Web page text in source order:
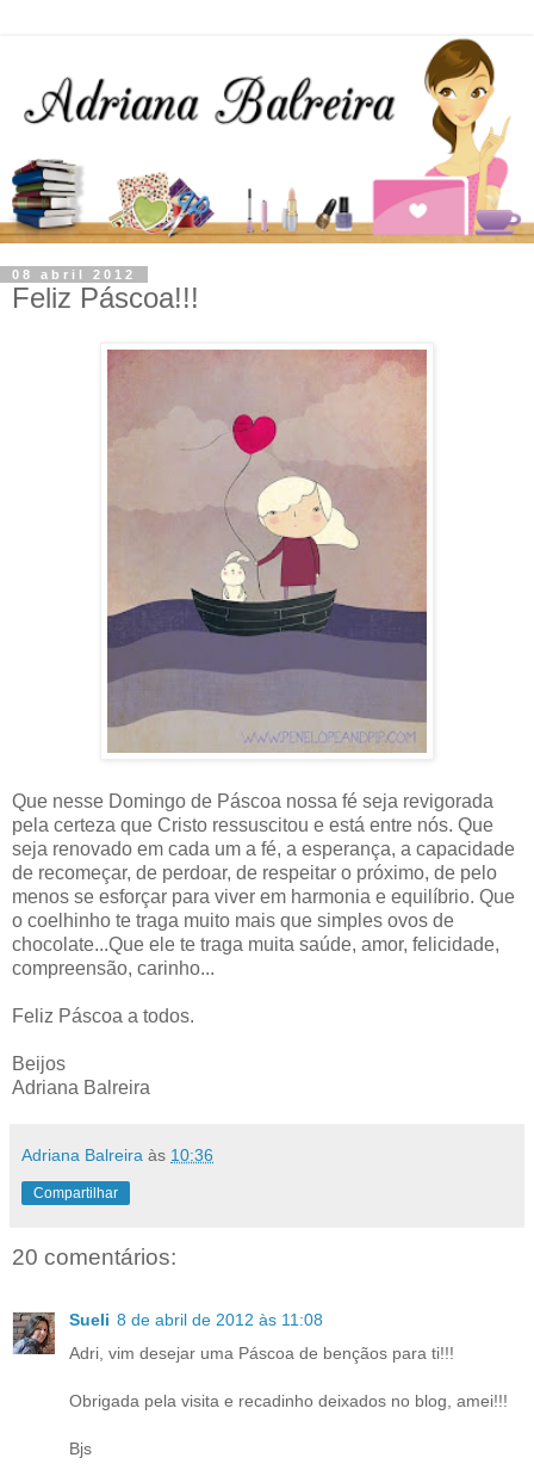
08 abril 2012
Feliz Páscoa!!!
Que nesse Domingo de Páscoa nossa fé seja revigorada
pela certeza que Cristo ressuscitou e está entre nós. Que
seja renovado em cada um a fé, a esperança, a capacidade
de recomeçar, de perdoar, de respeitar o próximo, de pelo
menos se esforçar para viver em harmonia e equilíbrio. Que
o coelhinho te traga muito mais que simples ovos de
chocolate...Que ele te traga muita saúde, amor, felicidade,
compreensão, carinho...
Feliz Páscoa a todos.
Beijos
Adriana Balreira
Adriana Balreira às 10:36
Compartilhar
20 comentários:
Sueli 8 de abril de 2012 às 11:08
Adri, vim desejar uma Páscoa de bençãos para ti!!!
Obrigada pela visita e recadinho deixados no blog, amei!!!
Bjs